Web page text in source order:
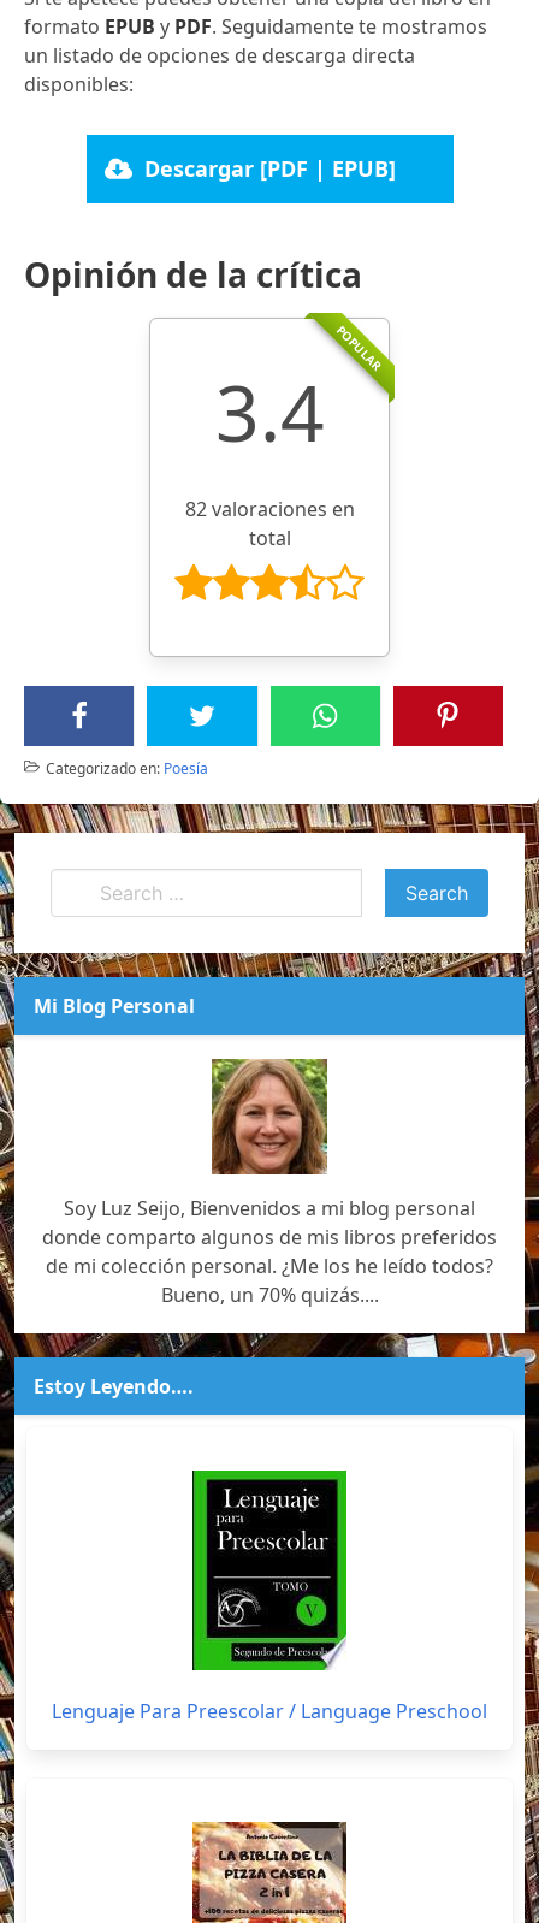
formato EPUB y PDF. Seguidamente te mostramos
un listado de opciones de descarga directa
disponibles:
Descargar [PDF | EPUB]
Opinión de la crítica
POPULAR
3.4
82 valoraciones en
total
Categorizado en: Poesía
Mi Blog Personal
Soy Luz Seijo, Bienvenidos a mi blog personal
donde comparto algunos de mis libros preferidos
de mi colección personal. ¿Me los he leído todos?
Bueno, un 70% quizás....
Estoy Leyendo….
Lenguaje Para Preescolar / Language Preschool